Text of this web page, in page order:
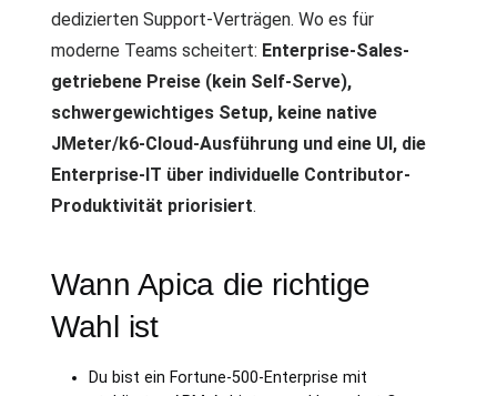
dedizierten Support-Verträgen. Wo es für
moderne Teams scheitert: Enterprise-Sales-
getriebene Preise (kein Self-Serve),
schwergewichtiges Setup, keine native
JMeter/k6-Cloud-Ausführung und eine UI, die
Enterprise-IT über individuelle Contributor-
Produktivität priorisiert.
Wann Apica die richtige
Wahl ist
Du bist ein Fortune-500-Enterprise mit